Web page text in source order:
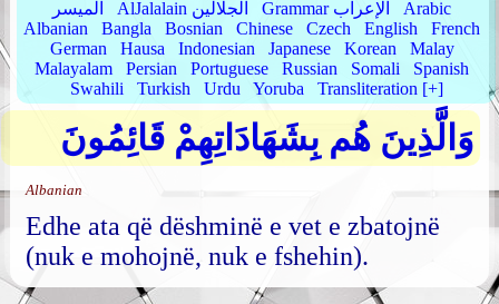
الميسر
AlJalalain الجلالين Grammar الإعراب
Arabic
Albanian
Bangla Bosnian Chinese Czech English
French
German
Hausa Indonesian Japanese Korean
Malay
Malayalam
Persian Portuguese Russian Somali
Spanish
Swahili
Turkish Urdu Yoruba Transliteration [+]
وَالَّذِينَ هُم بِشَهَادَاتِهِمْ قَائِمُونَ
Albanian
Edhe ata që dëshminë e vet e zbatojnë
(nuk e mohojnë, nuk e fshehin).